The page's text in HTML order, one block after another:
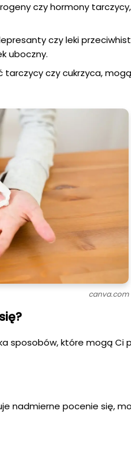
czy hormony
czy leki
uboczny.
tarczycy czy cukrzyca,
canva.com
sposobów, które mogą Ci
nadmierne pocenie się,